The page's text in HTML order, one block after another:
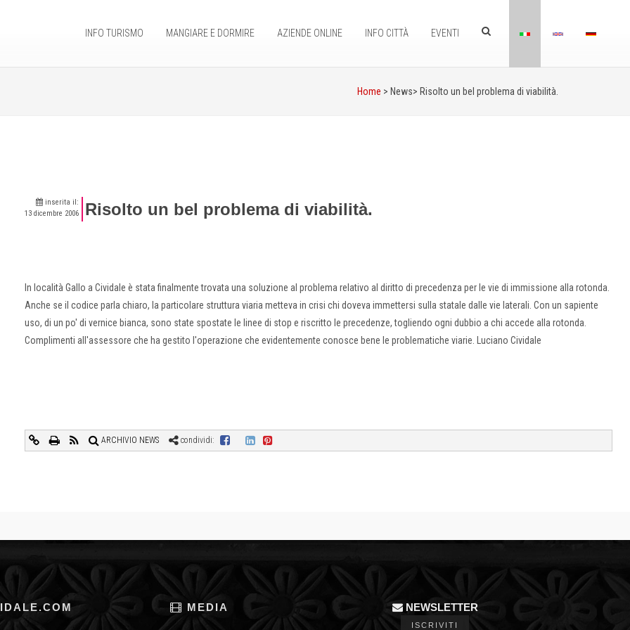
INFO TURISMO MANGIARE E DORMIRE AZIENDE ONLINE INFO CITTÀ EVENTI
Home > News> Risolto un bel problema di viabilità.
inserita il:
13 dicembre 2006
Risolto un bel problema di viabilità.
In località Gallo a Cividale è stata finalmente trovata una soluzione al problema relativo al diritto di precedenza per le vie di immissione alla rotonda.
Anche se il codice parla chiaro, la particolare struttura viaria metteva in crisi chi doveva immettersi sulla statale dalle vie laterali. Con un sapiente
uso, di un po' di vernice bianca, sono state spostate le linee di stop e riscritto le precedenze, togliendo ogni dubbio a chi accede alla rotonda.
Complimenti all'assessore che ha gestito l'operazione che evidentemente conosce bene le problematiche viarie. Luciano Cividale
ARCHIVIO NEWS condividi:
MEDIA NEWSLETTER
ISCRIVITI